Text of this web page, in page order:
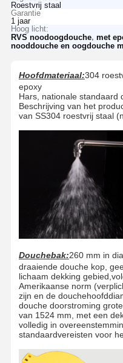
Roestvrij staal
Garantie
1 jaar
Hoog licht:
RVS noodoogdouche, met
nooddouche en oogdouche
Hoofdmateriaal:304
epoxy
Hars, nationale standaard
Beschrijving van het
van SS304 roestvrij staal
Douchebak:260 mm in
draaiende douche kop,
lichaam dekking
Amerikaanse norm
zijn en de
douche doorstroming
van 1524 mm, met een
volledig in
standaardvereisten voor